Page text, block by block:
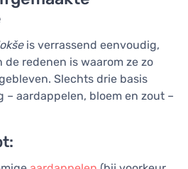
is verrassend eenvoudig,
redenen is waarom ze zo
Slechts drie basis
aardappelen, bloem en zout –